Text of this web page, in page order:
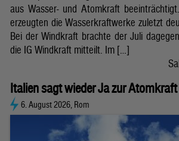
aus Wasser- und Atomkraft
erzeugten die Wasserkraftwerke zuletzt
Bei der Windkraft brachte der Juli
die IG Windkraft mitteilt. Im […]
Italien sagt wieder Ja zur Atomkraft
6. August 2026, Rom